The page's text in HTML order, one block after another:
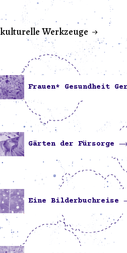
kulturelle Werkzeuge
Frauen* Gesundheit
Gärten der Fürsorge
Eine Bilderbuchreise